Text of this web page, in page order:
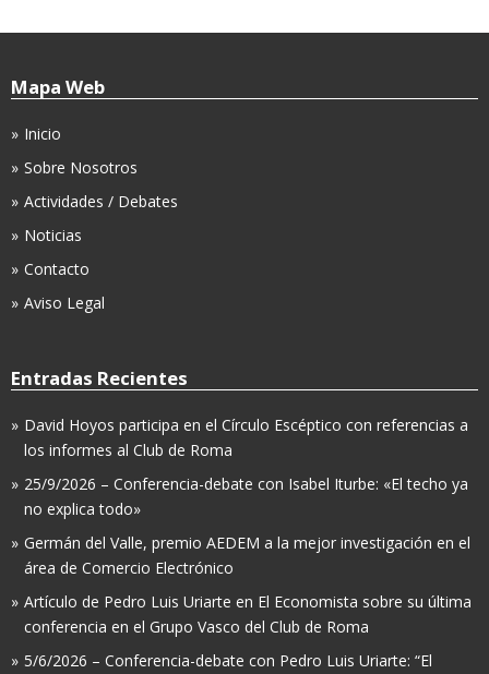
Mapa Web
Inicio
Sobre Nosotros
Actividades / Debates
Noticias
Contacto
Aviso Legal
Entradas Recientes
David Hoyos participa en el Círculo Escéptico con referencias a
los informes al Club de Roma
25/9/2026 – Conferencia-debate con Isabel Iturbe: «El techo ya
no explica todo»
Germán del Valle, premio AEDEM a la mejor investigación en el
área de Comercio Electrónico
Artículo de Pedro Luis Uriarte en El Economista sobre su última
conferencia en el Grupo Vasco del Club de Roma
5/6/2026 – Conferencia-debate con Pedro Luis Uriarte: “El